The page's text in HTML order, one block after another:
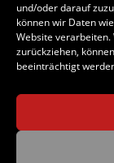
und/oder darauf
können wir Daten
Website
zurückziehen,
beeinträchtigt
Neues
von
TecMessage
Als nächstes
um neue
Tool welches